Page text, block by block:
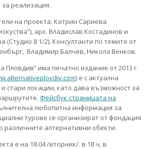
реализация.
на проекта: Катрин Сариева
арх. Владислав Костадинов и
(Студио 8 1/2). Консултанти по темите от
Владимир Балчев, Никола Венков.
Пловдив“ има печатно издание от 2013 г.
) е с актуална
стари локации, като дава възможност за
Фейсбук страницата на
любопитна информация за
турове се организират от фондация
различните алтернативни обекти.
е на 18.04 /вторник/ в 18 ч, в